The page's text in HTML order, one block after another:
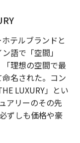
テルブランドと
語で「空間」
「理想の空間で最
名された。コン
LUXURY」とい
アリーのその先
ずしも価格や豪